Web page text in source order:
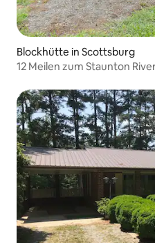
Blockhütte in Scottsburg
12 Meilen zum Staunton